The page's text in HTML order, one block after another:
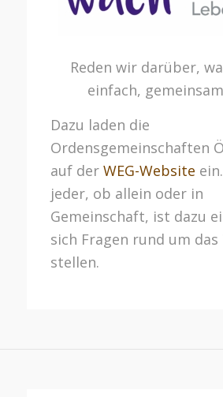
Reden wir darüber,
einfach,
Dazu laden die
Ordensgemeinschaften
auf der WEG-Website
jeder, ob allein oder in
Gemeinschaft, ist dazu
sich Fragen rund um das
stellen.